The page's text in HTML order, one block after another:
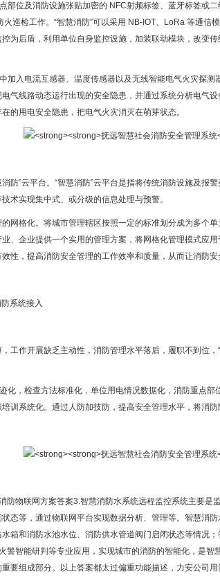
部位及消防设施张贴加密的 NFC射频标签、蓝牙标签或
巡检工作。“智慧消防”可以采用 NB-IOT、LoRa 等通信
为后盾，利用单位自身监控设施，加装联动模块，改变
加入电流互感器、温度传感器以及无线智能电气火灾探
气线路动态运行出现的安全隐患，并通过系统分析电气
的用电安全隐患，把电气火灾消灭在萌芽状态。
消防”云平台。“智慧消防”云平台是指将传统消防设施及
术实现集中式、或分级的信息处理与预警。
网格化。将城市管理辖区按照一定的标准划分成为多个
、企业提供一个实用的管理方案，将网格化管理模式应
性，提高消防安全管理的工作效率和质量，从而让消防
工作开展缺乏主动性，消防管理水平落后，履职不到位
化，检查方法标准化，单位用电情况数据化，消防重点
训系统化。通过人防加技防，提高安全管理水平，将消防
防物联网方案答案3.智慧消防水系统远程监控系统主要是
态等，通过物联网平台实现数据分析、管理等。智慧消
箱和消防水池水位、消防供水管道阀门启闭状态等情况
警智能研判等专业应用，实现城市的消防的智能化，是
要组成部分。以上答案都太过偏重功能描述，力安公司用